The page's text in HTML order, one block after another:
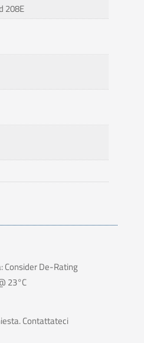
208E
Consider De-Rating
23°C
Contattateci